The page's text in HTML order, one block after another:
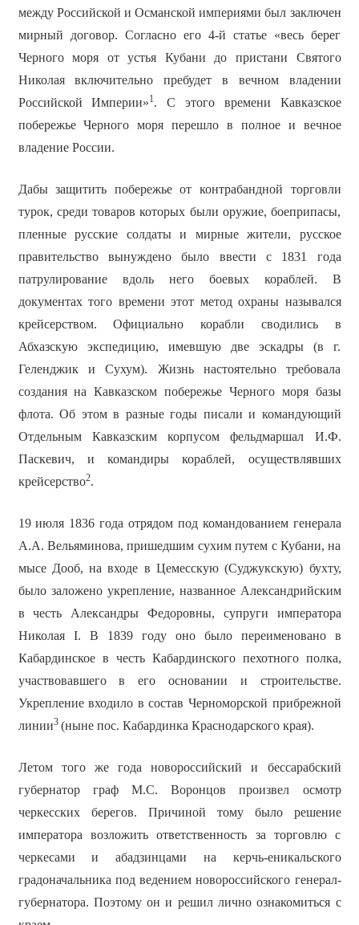
между Российской и Османской империями был заключен
мирный договор. Согласно его 4-й статье «весь берег
Черного моря от устья Кубани до пристани Святого
Николая включительно пребудет в вечном владении
Российской Империи»1 . С этого времени Кавказское
побережье Черного моря перешло в полное и вечное
владение России.
Дабы защитить побережье от контрабандной торговли
турок, среди товаров которых были оружие, боеприпасы,
пленные русские солдаты и мирные жители, русское
правительство вынуждено было ввести с 1831 года
патрулирование вдоль него боевых кораблей. В
документах того времени этот метод охраны назывался
крейсерством. Официально корабли сводились в
Абхазскую экспедицию, имевшую две эскадры (в г.
Геленджик и Сухум). Жизнь настоятельно требовала
создания на Кавказском побережье Черного моря базы
флота. Об этом в разные годы писали и командующий
Отдельным Кавказским корпусом фельдмаршал И.Ф.
Паскевич, и командиры кораблей, осуществлявших
крейсерство2.
19 июля 1836 года отрядом под командованием генерала
А.А. Вельяминова, пришедшим сухим путем с Кубани, на
мысе Дооб, на входе в Цемесскую (Суджукскую) бухту,
было заложено укрепление, названное Александрийским
в честь Александры Федоровны, супруги императора
Николая I. В 1839 году оно было переименовано в
Кабардинское в честь Кабардинского пехотного полка,
участвовавшего в его основании и строительстве.
Укрепление входило в состав Черноморской прибрежной
линии3 (ныне пос. Кабардинка Краснодарского края).
Летом того же года новороссийский и бессарабский
губернатор граф М.С. Воронцов произвел осмотр
черкесских берегов. Причиной тому было решение
императора возложить ответственность за торговлю с
черкесами и абадзинцами на керчь-еникальского
градоначальника под ведением новороссийского генерал-
губернатора. Поэтому он и решил лично ознакомиться с